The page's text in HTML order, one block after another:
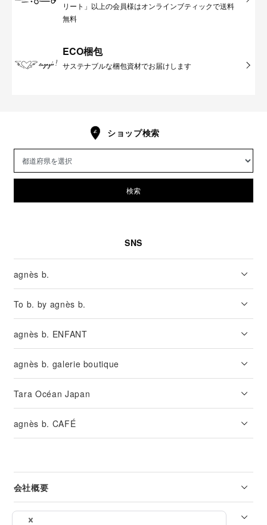
リート」以上の会員様はオンラインブティックで送料
無料
ECO梱包
サステナブルな梱包資材でお届けします
ショップ検索
検索
SNS
agnès b.
To b. by agnès b.
agnès b. ENFANT
agnès b. galerie boutique
Tara Océan Japan
agnès b. CAFÉ
会社概要
リーガル